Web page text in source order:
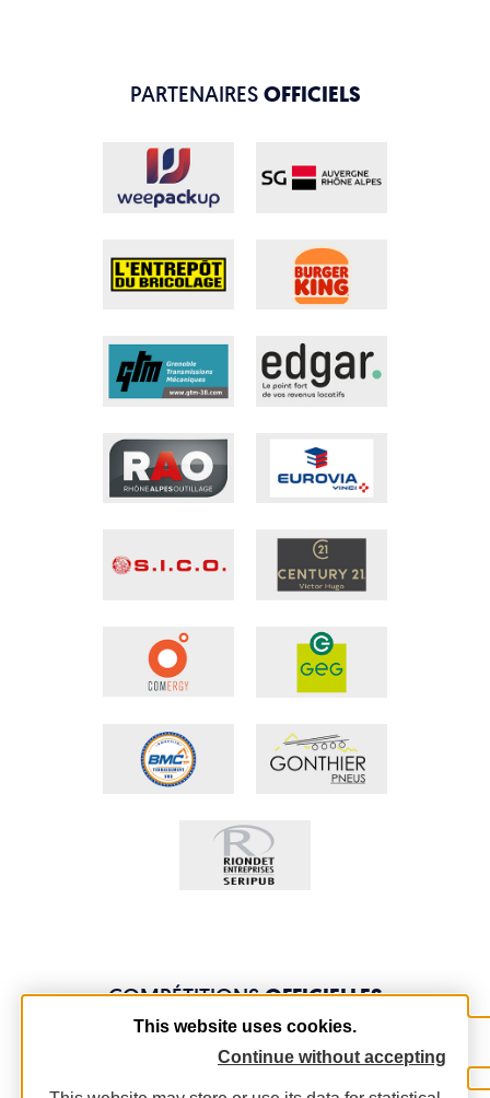
PARTENAIRESOFFICIELS
COMPÉTITIONSOFFICIELLES
This website uses cookies.
Continue without accepting